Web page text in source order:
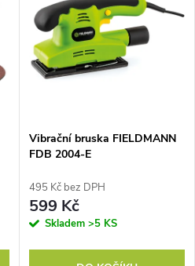
Vibrační bruska FIELDMANN
FDB 2004-E
495 Kč bez DPH
599 Kč
Skladem >5 KS